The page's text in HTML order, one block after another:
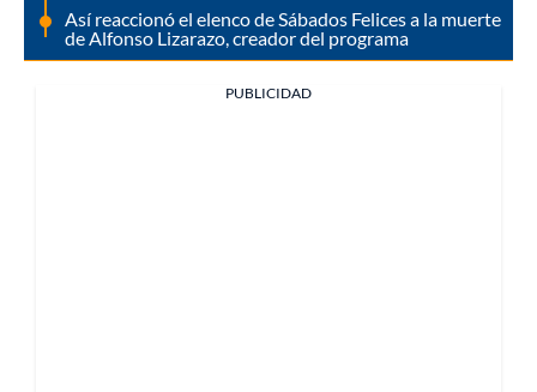
Así reaccionó el elenco de Sábados Felices a la muerte
de Alfonso Lizarazo, creador del programa
PUBLICIDAD